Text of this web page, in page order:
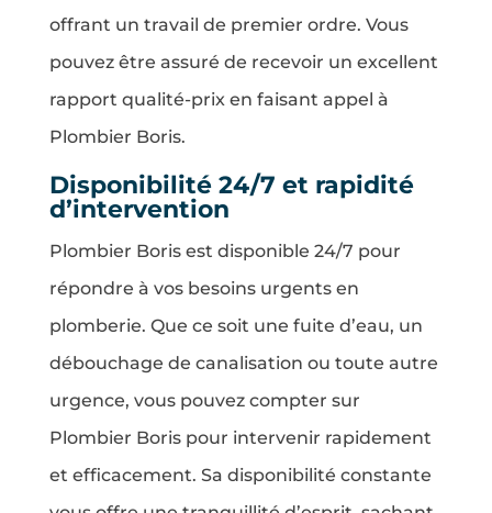
offrant un travail de premier ordre. Vous
pouvez être assuré de recevoir un excellent
rapport qualité-prix en faisant appel à
Plombier Boris.
Disponibilité 24/7 et rapidité
d’intervention
Plombier Boris est disponible 24/7 pour
répondre à vos besoins urgents en
plomberie. Que ce soit une fuite d’eau, un
débouchage de canalisation ou toute autre
urgence, vous pouvez compter sur
Plombier Boris pour intervenir rapidement
et efficacement. Sa disponibilité constante